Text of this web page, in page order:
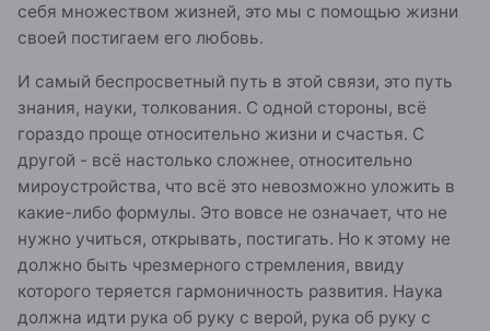
себя множеством жизней, это мы с помощью жизни
своей постигаем его любовь.
И самый беспросветный путь в этой связи, это путь
знания, науки, толкования. С одной стороны, всё
гораздо проще относительно жизни и счастья. С
другой - всё настолько сложнее, относительно
мироустройства, что всё это невозможно уложить в
какие-либо формулы. Это вовсе не означает, что не
нужно учиться, открывать, постигать. Но к этому не
должно быть чрезмерного стремления, ввиду
которого теряется гармоничность развития. Наука
должна идти рука об руку с верой, рука об руку с